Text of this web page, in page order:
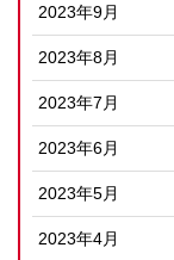
2023年9月
2023年8月
2023年7月
2023年6月
2023年5月
2023年4月